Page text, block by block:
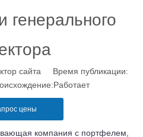
генерального
сайта Время публикации:
Работает
цены
компания с портфелем,